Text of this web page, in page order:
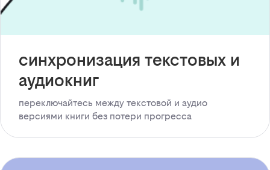
синхронизация текстовых и
аудиокниг
переключайтесь между текстовой и аудио
версиями книги без потери прогресса